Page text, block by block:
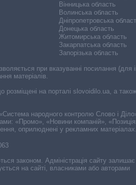
Вінницька область
Волинська область
Дніпропетровська
Донецька область
Житомирська область
Закарпатська область
Запорізька область
законом. Адміністрація сайту залишає
на сайті, власниками або авторами
при вказуванні посилання
матеріалів.
розміщені на порталі slovoidilo.ua, а
народного контролю Слово і
«Промо», «Новини компаній»,
оприлюднені у рекламних